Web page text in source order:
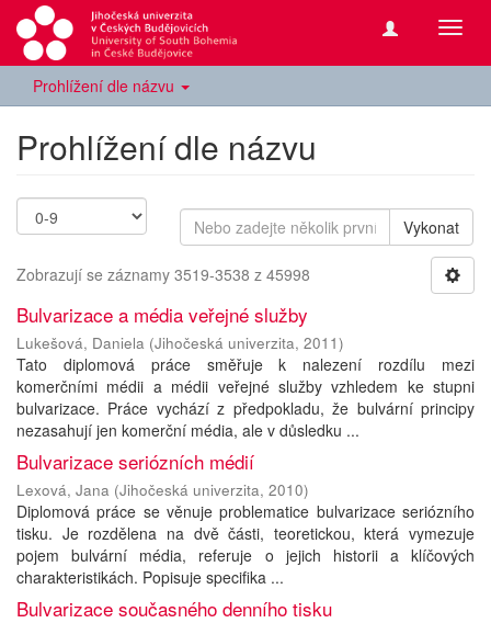
Prohlížení dle názvu
Prohlížení dle názvu
Vykonat
Zobrazují se záznamy 3519-3538 z 45998
Bulvarizace a média veřejné služby
Lukešová, Daniela (Jihočeská univerzita, 2011)
Tato diplomová práce směřuje k nalezení rozdílu mezi
komerčními médii a médii veřejné služby vzhledem ke stupni
bulvarizace. Práce vychází z předpokladu, že bulvární principy
nezasahují jen komerční média, ale v důsledku ...
Bulvarizace seriózních médií
Lexová, Jana (Jihočeská univerzita, 2010)
Diplomová práce se věnuje problematice bulvarizace seriózního
tisku. Je rozdělena na dvě části, teoretickou, která vymezuje
pojem bulvární média, referuje o jejich historii a klíčových
charakteristikách. Popisuje specifika ...
Bulvarizace současného denního tisku